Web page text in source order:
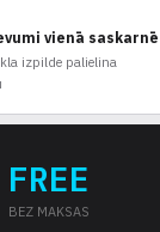
vienā saskarnē
izpilde palielina
FREE
BEZ MAKSAS